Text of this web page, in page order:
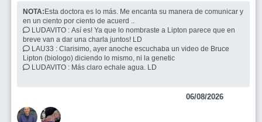
NOTA: Esta doctora es lo más. Me encanta su manera de comunicar y
en un ciento por ciento de acuerd ..
LUDAVITO : Así es! Ya que lo nombraste a Lipton parece que en
breve van a dar una charla juntos! LD
LAU33 : Clarisimo, ayer anoche escuchaba un video de Bruce
Lipton (biologo) diciendo lo mismo, ni la genetic
LUDAVITO : Más claro echale agua. LD
06/08/2026